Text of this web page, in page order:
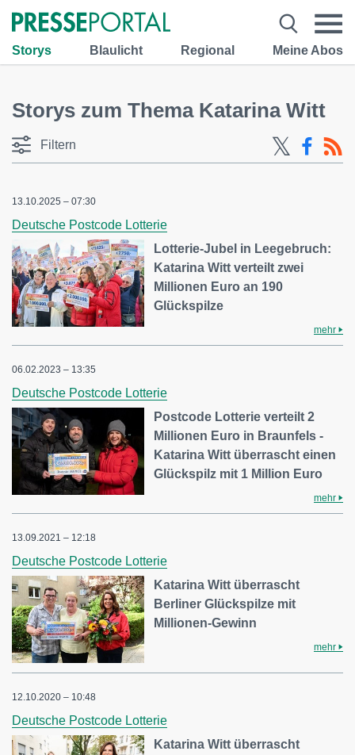
Storys Blaulicht Regional Meine Abos
Storys zum Thema Katarina Witt
Filtern
13.10.2025 – 07:30
Deutsche Postcode Lotterie
Lotterie-Jubel in Leegebruch:
Katarina Witt verteilt zwei
Millionen Euro an 190
Glückspilze
mehr
06.02.2023 – 13:35
Deutsche Postcode Lotterie
Postcode Lotterie verteilt 2
Millionen Euro in Braunfels -
Katarina Witt überrascht einen
Glückspilz mit 1 Million Euro
mehr
13.09.2021 – 12:18
Deutsche Postcode Lotterie
Katarina Witt überrascht
Berliner Glückspilze mit
Millionen-Gewinn
mehr
12.10.2020 – 10:48
Deutsche Postcode Lotterie
Katarina Witt überrascht